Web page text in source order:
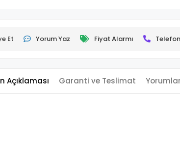
Et Yorum Yaz Fiyat Alarmı
Açıklaması Garanti ve Teslimat Yorumlar